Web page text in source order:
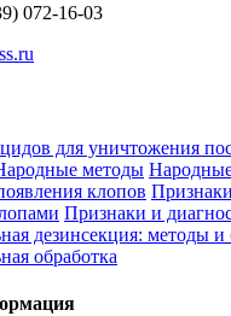
072-16-03
для уничтожения
методы
клопов
Признаки и
дезинсекция: методы и
обработка